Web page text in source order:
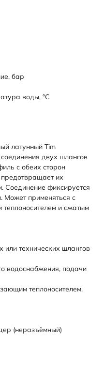
бар
воды, °C
латунный Tim
двух шлангов
с обеих сторон
их
Соединение фиксируется
Может применяться с
и сжатым
технических шлангов
водоснабжения, подачи
теплоносителем.
(неразъёмный)